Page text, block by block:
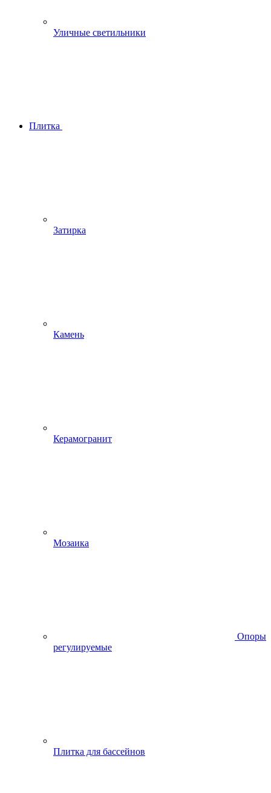
Уличные светильники
Плитка
Затирка
Камень
Керамогранит
Мозаика
Опоры
регулируемые
Плитка для бассейнов